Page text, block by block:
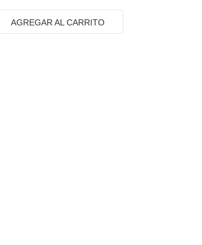
AGREGAR AL CARRITO